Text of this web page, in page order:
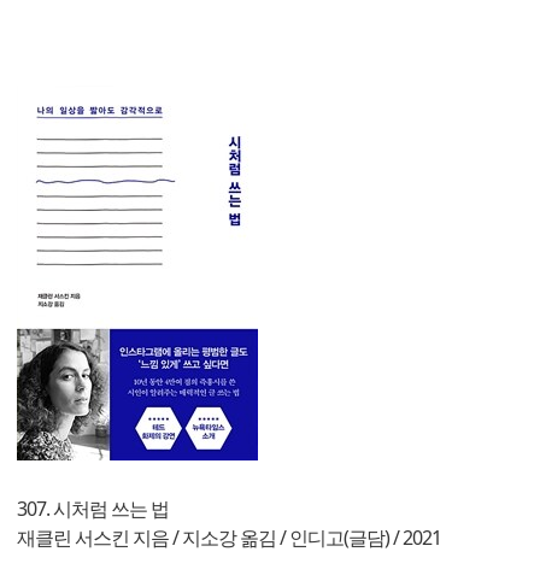
307. 시처럼 쓰는 법
재클린 서스킨 지음 / 지소강 옮김 / 인디고(글담) / 2021